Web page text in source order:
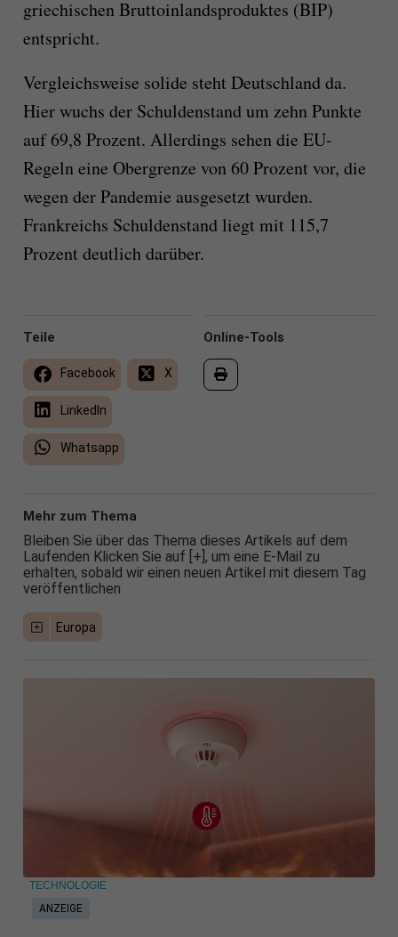
griechischen Bruttoinlandsproduktes (BIP)
entspricht.
Vergleichsweise solide steht Deutschland da.
Hier wuchs der Schuldenstand um zehn Punkte
auf 69,8 Prozent. Allerdings sehen die EU-
Regeln eine Obergrenze von 60 Prozent vor, die
wegen der Pandemie ausgesetzt wurden.
Frankreichs Schuldenstand liegt mit 115,7
Prozent deutlich darüber.
Online-Tools
Teile
Facebook X
LinkedIn
Whatsapp
Mehr zum Thema
Bleiben Sie über das Thema dieses Artikels auf dem
Laufenden Klicken Sie auf [+], um eine E-Mail zu
erhalten, sobald wir einen neuen Artikel mit diesem Tag
veröffentlichen
Europa
ANZEIGE
TECHNOLOGIE